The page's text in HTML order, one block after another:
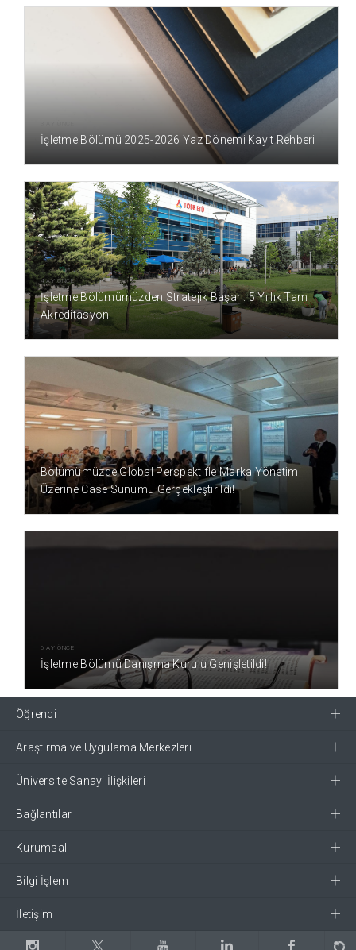
İşletme Bölümü 2025-2026 Yaz Dönemi Kayıt Rehberi
4 AY ÖNCE
İşletme Bölümümüzden Stratejik Başarı: 5 Yıllık Tam
Akreditasyon
5 AY ÖNCE
Bölümümüzde Global Perspektifle Marka Yönetimi
Üzerine Case Sunumu Gerçekleştirildi!
6 AY ÖNCE
İşletme Bölümü Danışma Kurulu Genişletildi!
Öğrenci
Araştırma ve Uygulama Merkezleri
Üniversite Sanayi İlişkileri
Bağlantılar
Kurumsal
Bilgi İşlem
İletişim